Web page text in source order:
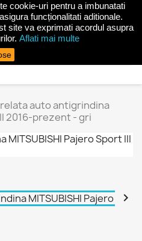
shopping_cart

auto antigrindina
2016-prezent - gri

cookie-uri pentru a imbunatati
funcționalitati aditionale.
site va exprimati acordul asupra
Aflati mai multe